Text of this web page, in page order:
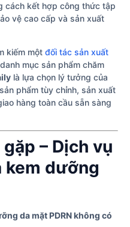
cách kết hợp công thức tập
vệ cao cấp và sản xuất
kiếm một đối tác sản xuất
mục sản phẩm chăm
là lựa chọn lý tưởng của
phẩm tùy chỉnh, sản xuất
hàng toàn cầu sẵn sàng
– Dịch vụ
kem dưỡng
da mặt PDRN không có